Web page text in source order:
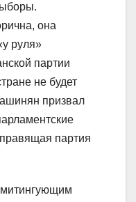
она
руля»
партии
не будет
призвал
партия